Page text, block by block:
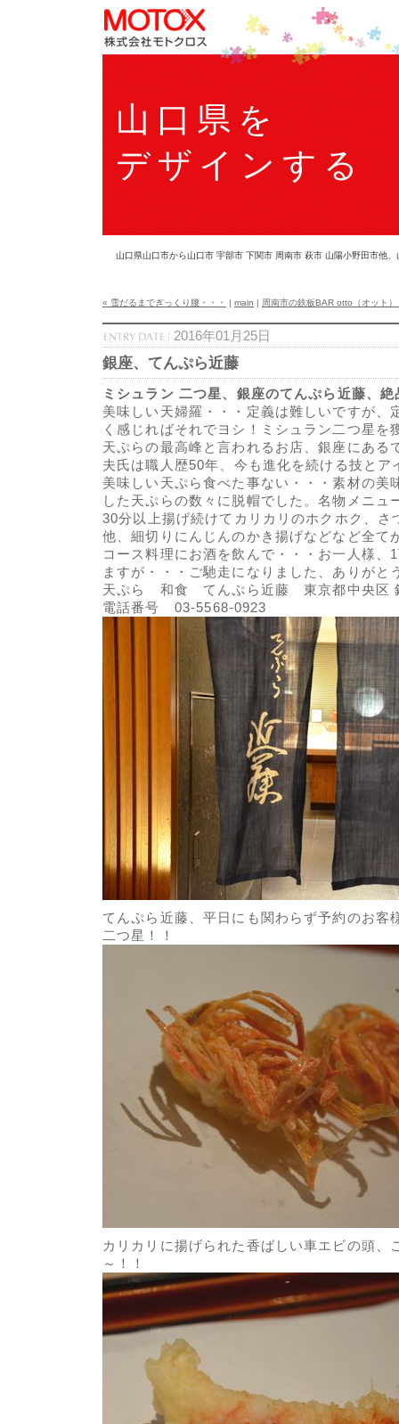
山口県を
デザインする
山口県山口市から山口市 宇部市 下関市 周南市 萩市 山陽小野田市他
« 雪だるまでぎっくり腰・・・ | main | 周南市の鉄板BAR otto（オット
2016年01月25日
銀座、てんぷら近藤
ミシュラン 二つ星、銀座のてんぷら近藤、
美味しい天婦羅・・・定義は難しいですが、
く感じればそれでヨシ！ミシュラン二つ星を
天ぷらの最高峰と言われるお店、銀座にある
夫氏は職人歴50年、今も進化を続ける技とア
美味しい天ぷら食べた事ない・・・素材の美
した天ぷらの数々に脱帽でした。名物メニュ
30分以上揚げ続けてカリカリのホクホク、さ
他、細切りにんじんのかき揚げなどなど全て
コース料理にお酒を飲んで・・・お一人様、
ますが・・・ご馳走になりました、ありがと
天ぷら 和食 てんぷら近藤 東京都中央区
電話番号 03-5568-0923
てんぷら近藤、平日にも関わらず予約のお客
二つ星！！
カリカリに揚げられた香ばしい車エビの頭、
～！！